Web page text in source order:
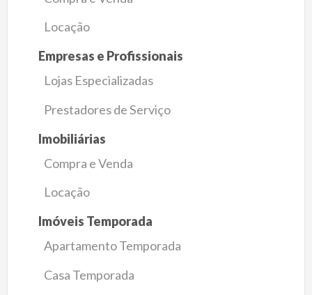
Locação
Empresas e Profissionais
Lojas Especializadas
Prestadores de Serviço
Imobiliárias
Compra e Venda
Locação
Imóveis Temporada
Apartamento Temporada
Casa Temporada